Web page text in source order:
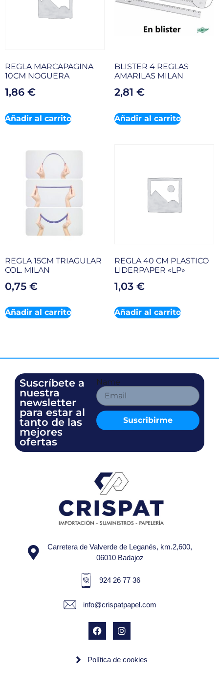
REGLA MARCAPAGINA
10CM NOGUERA
1,86 €
Añadir al carrito
BLISTER 4 REGLAS
AMARILAS MILAN
2,81 €
Añadir al carrito
REGLA 15CM TRIAGULAR
COL. MILAN
0,75 €
Añadir al carrito
REGLA 40 CM PLASTICO
LIDERPAPER «LP»
1,03 €
Añadir al carrito
Name
Suscribirme
Suscríbete a
nuestra
newsletter
para estar al
tanto de las
mejores
ofertas
Carretera de Valverde de Leganés, km.2,600,
06010 Badajoz
924 26 77 36
info@crispatpapel.com
Política de cookies